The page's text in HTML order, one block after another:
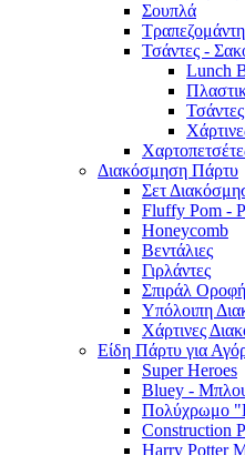
Σουπλά
Τσάντες -
Lunch
Διακόσμηση Πάρτυ
Σετ
Fluffy Pom -
Honeycomb
Βεντάλιες
Γιρλάντες
Σπιράλ
Υπόλοιπη
Χάρτινες
Είδη Πάρτυ για
Super Heroes
Bluey -
Πολύχρωμο
Construction
Harry Potter